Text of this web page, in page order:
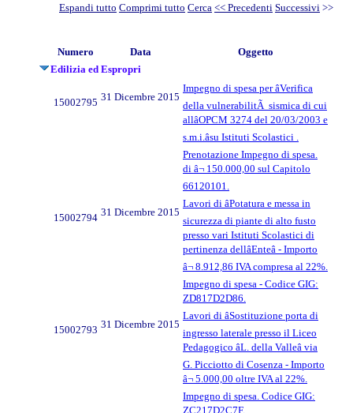
Espandi tutto Comprimi tutto Cerca << Precedenti Successivi >>
Numero Data
Oggetto
Edilizia ed Espropri
15002795 31 Dicembre 2015
Impegno di spesa per âVerifica
della vulnerabilitÃ sismica di cui
allâOPCM 3274 del 20/03/2003 e
s.m.i.âsu Istituti Scolastici .
Prenotazione Impegno di spesa.
di â¬ 150.000,00 sul Capitolo
66120101.
15002794 31 Dicembre 2015
Lavori di âPotatura e messa in
sicurezza di piante di alto fusto
presso vari Istituti Scolastici di
pertinenza dellâEnteâ - Importo
â¬ 8.912,86 IVA compresa al 22%.
Impegno di spesa - Codice GIG:
ZD817D2D86.
15002793 31 Dicembre 2015
Lavori di âSostituzione porta di
ingresso laterale presso il Liceo
Pedagogico âL. della Valleâ via
G. Picciotto di Cosenza - Importo
â¬ 5.000,00 oltre IVA al 22%.
Impegno di spesa. Codice GIG:
ZC217D2C7F.